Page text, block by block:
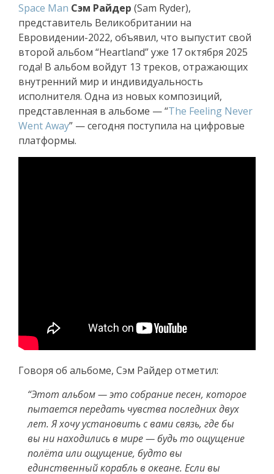
Space Man Сэм Райдер (Sam Ryder),
представитель Великобритании на
Евровидении-2022, объявил, что выпустит свой
второй альбом “Heartland” уже 17 октября 2025
года! В альбом войдут 13 треков, отражающих
внутренний мир и индивидуальность
исполнителя. Одна из новых композиций,
представленная в альбоме — “The Feeling Never
Went Away” — сегодня поступила на цифровые
платформы.
Говоря об альбоме, Сэм Райдер отметил:
“Этот альбом — это собрание песен, которое
пытается передать чувства последних двух
лет. Я хочу установить с вами связь, где бы
вы ни находились в мире — будь то ощущение
полёта или ощущение, будто вы
единственный корабль в океане. Если вы